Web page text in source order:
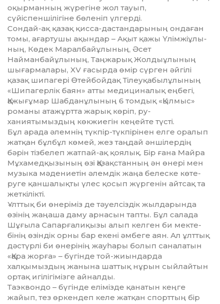
оқырманның жүрегіне жол тауып,
сүйіспеншілігіне бөленіп үлгерді.
Сондай-ақ қазақ қисса-дастан­дарының ондаған
томы, ағартушы ақын­дар – Ақыт қажы Үлім­жіұлы­
ның, Көдек Маралбайұлының, Әсет
Найманбайұлының, Таңжарық Жол­дыұлының
шығармалары, XV ғасырда өмір сүрген әйгілі
қазақ шипагері Өтейбойдақ Тілеуқа­былұлы­ның
«Шипагерлік баян» ат­ты медициналық еңбегі,
Қажығұмар Шабданұлының 6 томдық «Қылмыс»
романы атажұртта жарық көріп, ру­
ханиятымыздың көкжиегін кеңей­те түсті.
Бұл арада әлемнің түкпір-түк­пірінен елге оралып
жатқан бұлбұл көмей, жез таңдай әншілердің
бәрін тізбелеп жатпай-ақ қоялық. Бір ғана Майра
Мұхамедқызының өзі Қазақ­станның ән өнері мен
музыка мәде­ниетін әлемдік жаңа белеске көте­
руге қаншалықты үлес қосып жүр­генін айтсақ та
жеткілікті.
Ұлттық би өнеріміз де тәуелсіздік жылдарында
өзінің жаңаша даму ар­насын тапты. Бұл салада
Шұғыла Сапарғалиқызы алып келген би мек­те­
бінің өзіндік орны бар екені әм­бе­ге аян. Ал ұлттық
дәстүрлі би өне­­р­інің жауһары болып саналатын
«Қа­ра жорға» – бүгінде той-жиын­дар­да
халқымыздың жанына шаттық нұ­рын сыйлайтын
ортақ игілігімізге ай­налды.
Таэквондо – бүгінде елімізде қа­на­тын кеңге
жайып, тез өркендеп келе жатқан спорттың бір